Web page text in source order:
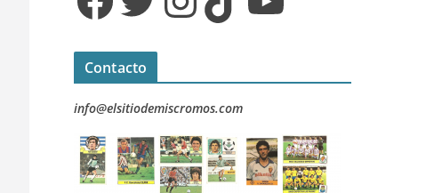
Contacto
info@elsitiodemiscromos.com